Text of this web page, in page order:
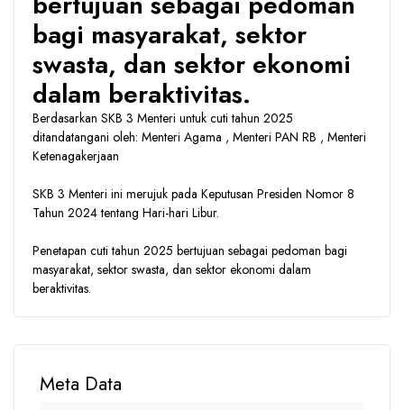
bagi masyarakat, sektor
swasta, dan sektor ekonomi
dalam beraktivitas.
Berdasarkan SKB 3 Menteri untuk cuti tahun 2025
ditandatangani oleh: Menteri Agama , Menteri PAN RB , Menteri
Ketenagakerjaan
SKB 3 Menteri ini merujuk pada Keputusan Presiden Nomor 8
Tahun 2024 tentang Hari-hari Libur.
Penetapan cuti tahun 2025 bertujuan sebagai pedoman bagi
masyarakat, sektor swasta, dan sektor ekonomi dalam
beraktivitas.
Meta Data